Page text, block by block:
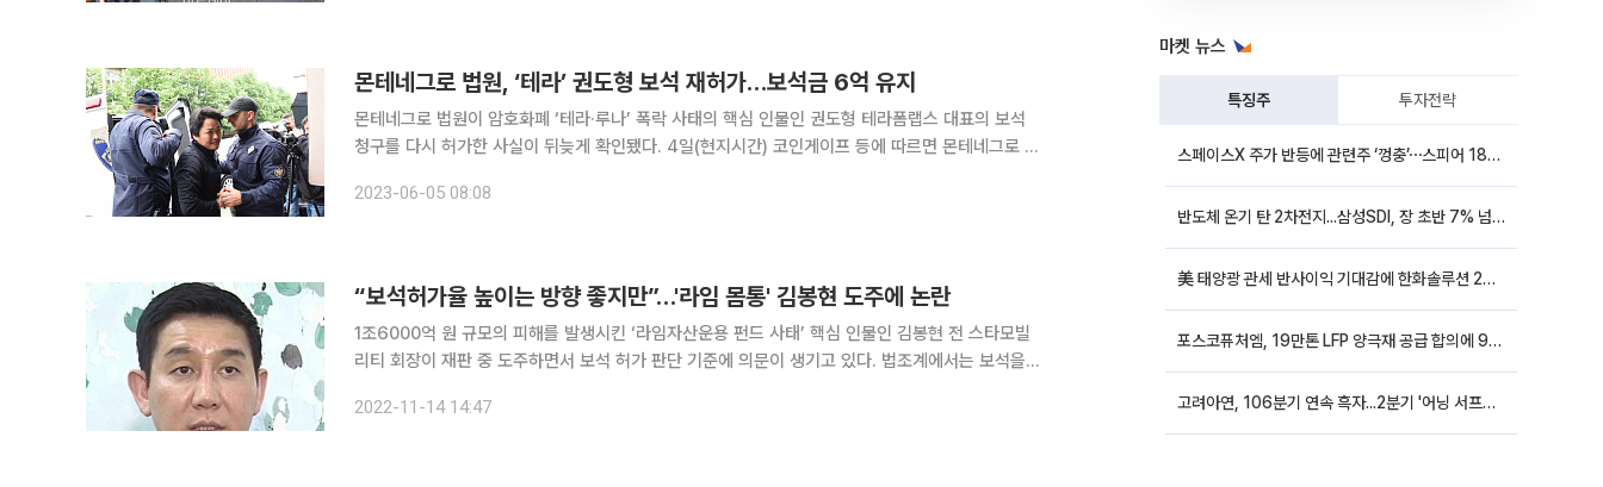
몬테네그로 법원, ‘테라’ 권도형 보석 재허가…보석금 6억 유지
몬테네그로 법원이 암호화폐 ‘테라·루나’ 폭락 사태의 핵심 인물인 권도형 테라폼랩스 대표의 보석
청구를 다시 허가한 사실이 뒤늦게 확인됐다. 4일(현지시간) 코인게이프 등에 따르면 몬테네그로 포
2023-06-05 08:08
“보석허가율 높이는 방향 좋지만”…'라임 몸통' 김봉현 도주에 논란
1조6000억 원 규모의 피해를 발생시킨 ‘라임자산운용 펀드 사태’ 핵심 인물인 김봉현 전 스타모빌
리티 회장이 재판 중 도주하면서 보석 허가 판단 기준에 의문이 생기고 있다. 법조계에서는 보석을
2022-11-14 14:47
마켓 뉴스
특징주 투자전략
스페이스X 주가 반등에 관련주 ‘껑충’⋯스피어 18%ㆍ에이치브이엠 12%↑
반도체 온기 탄 2차전지...삼성SDI, 장 초반 7% 넘게 껑충
美 태양광 관세 반사이익 기대감에 한화솔루션 20%대·OCI홀딩스 14%대 급등
포스코퓨처엠, 19만톤 LFP 양극재 공급 합의에 9%대 강세
고려아연, 106분기 연속 흑자...2분기 '어닝 서프라이즈'에 장 초반 12%대 강세